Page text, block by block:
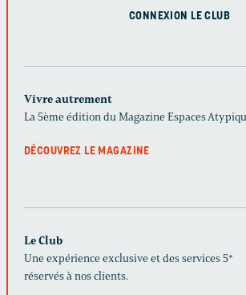
CONNEXION LE CLUB
Vivre autrement
La 5ème édition du Magazine Espaces
DÉCOUVREZ LE MAGAZINE
Le Club
Une expérience exclusive et des services 5*
réservés à nos clients.